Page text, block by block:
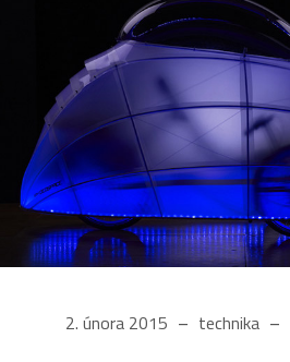
2. února 2015 technika